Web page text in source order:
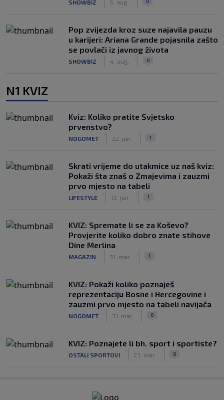
SHOWBIZ 5. aug.
Pop zvijezda kroz suze najavila pauzu
u karijeri: Ariana Grande pojasnila zašto
se povlači iz javnog života
SHOWBIZ 4. aug. 0
N1 KVIZ
Kviz: Koliko pratite Svjetsko
prvenstvo?
NOGOMET 22. jun. 1
Skrati vrijeme do utakmice uz naš kviz:
Pokaži šta znaš o Zmajevima i zauzmi
prvo mjesto na tabeli
LIFESTYLE 12. jun. 1
KVIZ: Spremate li se za Koševo?
Provjerite koliko dobro znate stihove
Dine Merlina
MAGAZIN 31. mar. 1
KVIZ: Pokaži koliko poznaješ
reprezentaciju Bosne i Hercegovine i
zauzmi prvo mjesto na tabeli navijača
NOGOMET 31. mar. 0
KVIZ: Poznajete li bh. sport i sportiste?
OSTALI SPORTOVI 23. mar. 0